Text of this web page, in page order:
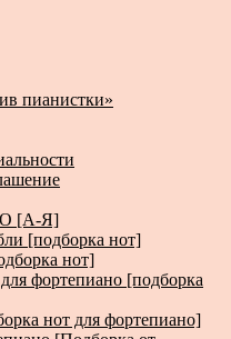
статьи…
пианистки»
[А-Я]
[подборка нот]
нот]
фортепиано [подборка
нот для фортепиано]